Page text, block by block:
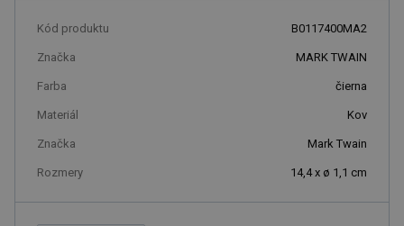
Kód produktu B0117400MA2
Značka MARK TWAIN
Farba čierna
Materiál Kov
Značka Mark Twain
Rozmery 14,4 x ø 1,1 cm